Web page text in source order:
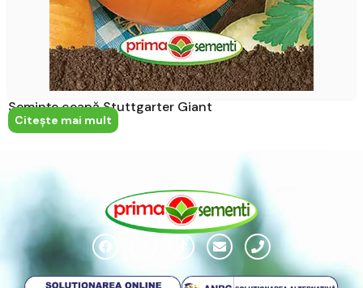
Semințe ceapă Stuttgarter Giant
Citeşte mai mult